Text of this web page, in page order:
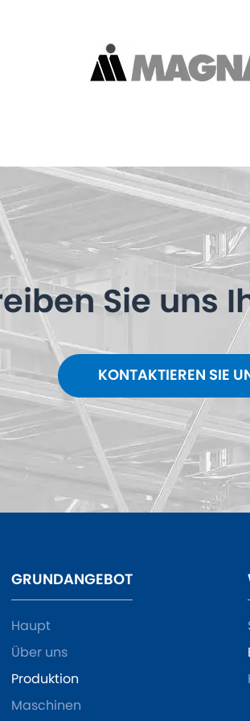
Sie uns
KONTAKTIEREN SIE
GRUNDANGEBOT
Haupt
Über uns
Produktion
Maschinen